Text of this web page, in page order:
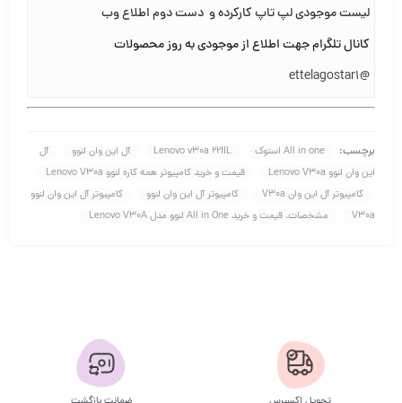
لیست موجودی لپ تاپ کارکرده و دست دوم اطلاع وب
کانال تلگرام جهت اطلاع از موجودی به روز محصولات
@ettelagostar1
برچسب: All in one استوک Lenovo v30a 22IIL آل این وان لنوو
آل
این وان لنوو Lenovo V30a
قیمت و خرید کامپیوتر همه کاره لنوو Lenovo V30a
کامپیوتر آل این وان V30a
کامپیوتر آل این وان لنوو
کامپیوتر آل این وان لنوو
V30a
مشخصات، قیمت و خرید All in One لنوو مدل Lenovo V30A